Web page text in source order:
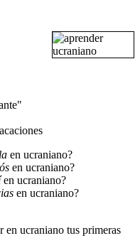
en ucraniano?
en ucraniano?
en ucraniano?
en ucraniano?
en ucraniano tus primeras